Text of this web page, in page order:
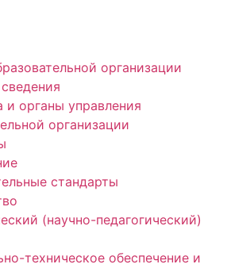
организации
и органы управления
организации
стандарты
(научно-педагогический)
техническое обеспечение и